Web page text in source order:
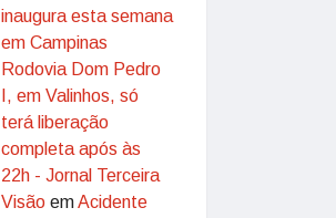
inaugura esta semana
em Campinas
Rodovia Dom Pedro
I, em Valinhos, só
terá liberação
completa após às
22h - Jornal Terceira
Visão emAcidente